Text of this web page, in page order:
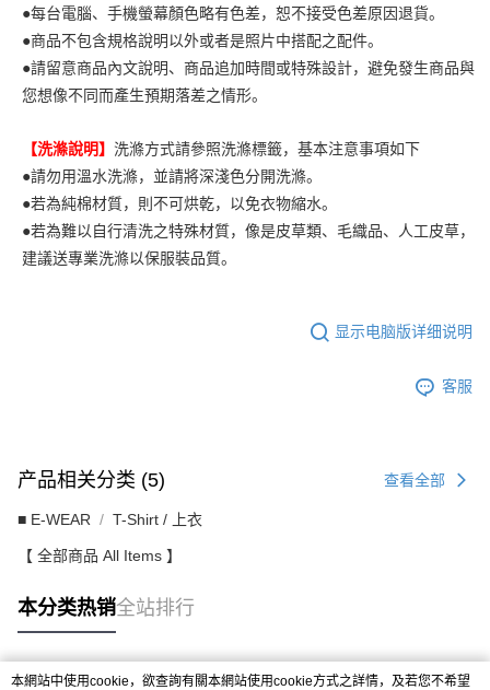
●每台電腦、手機螢幕顏色略有色差，恕不接受色差原因退貨。
●商品不包含規格說明以外或者是照片中搭配之配件。
●請留意商品內文說明、商品追加時間或特殊設計，避免發生商品與
您想像不同而產生預期落差之情形。
【洗滌說明】 洗滌方式請參照洗滌標籤，基本注意事項如下
●請勿用溫水洗滌，並請將深淺色分開洗滌。
●若為純棉材質，則不可烘乾，以免衣物縮水。
●若為難以自行清洗之特殊材質，像是皮草類、毛織品、人工皮草，
建議送專業洗滌以保服裝品質。
显示电脑版详细说明
客服
产品相关分类 (5) 查看全部
■ E-WEAR T-Shirt / 上衣
【 全部商品 All Items 】
本分类热销全站排行
本網站中使用cookie，欲查詢有關本網站使用cookie方式之詳情，及若您不希望